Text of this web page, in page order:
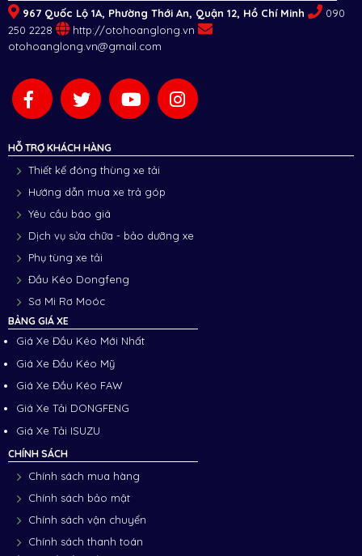
967 Quốc Lộ 1A, Phường Thới An, Quận 12, Hồ Chí Minh
090
250 2228
http://otohoanglong.vn
otohoanglong.vn@gmail.com
HỖ TRỢ KHÁCH HÀNG
Thiết kế đóng thùng xe tải
Hướng dẫn mua xe trả góp
Yêu cầu báo giá
Dịch vụ sửa chữa - bảo dưỡng xe
Phụ tùng xe tải
Đầu Kéo Dongfeng
Sơ Mi Rơ Moóc
BẢNG GIÁ XE
Giá Xe Đầu Kéo Mới Nhất
Giá Xe Đầu Kéo Mỹ
Giá Xe Đầu Kéo FAW
Giá Xe Tải DONGFENG
Giá Xe Tải ISUZU
CHÍNH SÁCH
Chính sách mua hàng
Chính sách bảo mật
Chính sách vận chuyển
Chính sách thanh toán